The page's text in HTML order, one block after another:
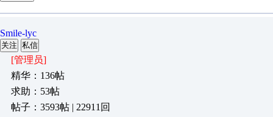
Smile-lyc
关注 私信
[管理员]
精华：136帖
求助：53帖
帖子：3593帖 | 22911回